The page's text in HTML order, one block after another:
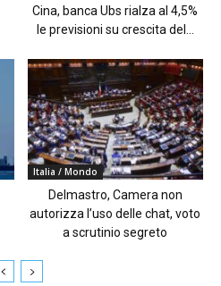
Cina, banca Ubs rialza al 4,5%
le previsioni su crescita del...
Italia / Mondo
Delmastro, Camera non
autorizza l’uso delle chat, voto
a scrutinio segreto